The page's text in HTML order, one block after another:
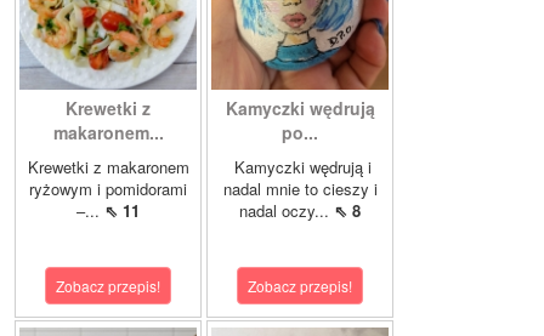
Krewetki z
makaronem...
Krewetki z makaronem
ryżowym i pomidorami
–... ⇖ 11
Zobacz przepis!
Kamyczki wędrują
po...
Kamyczki wędrują i
nadal mnie to cieszy i
nadal oczy... ⇖ 8
Zobacz przepis!